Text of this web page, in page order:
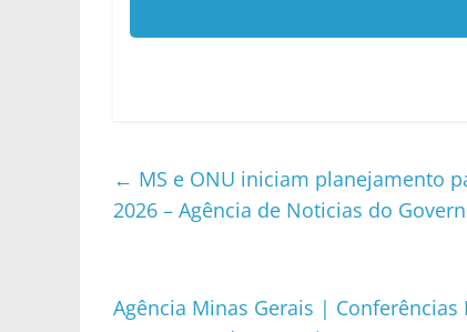
← MS e ONU iniciam planejamento
2026 – Agência de Noticias do
Agência Minas Gerais |